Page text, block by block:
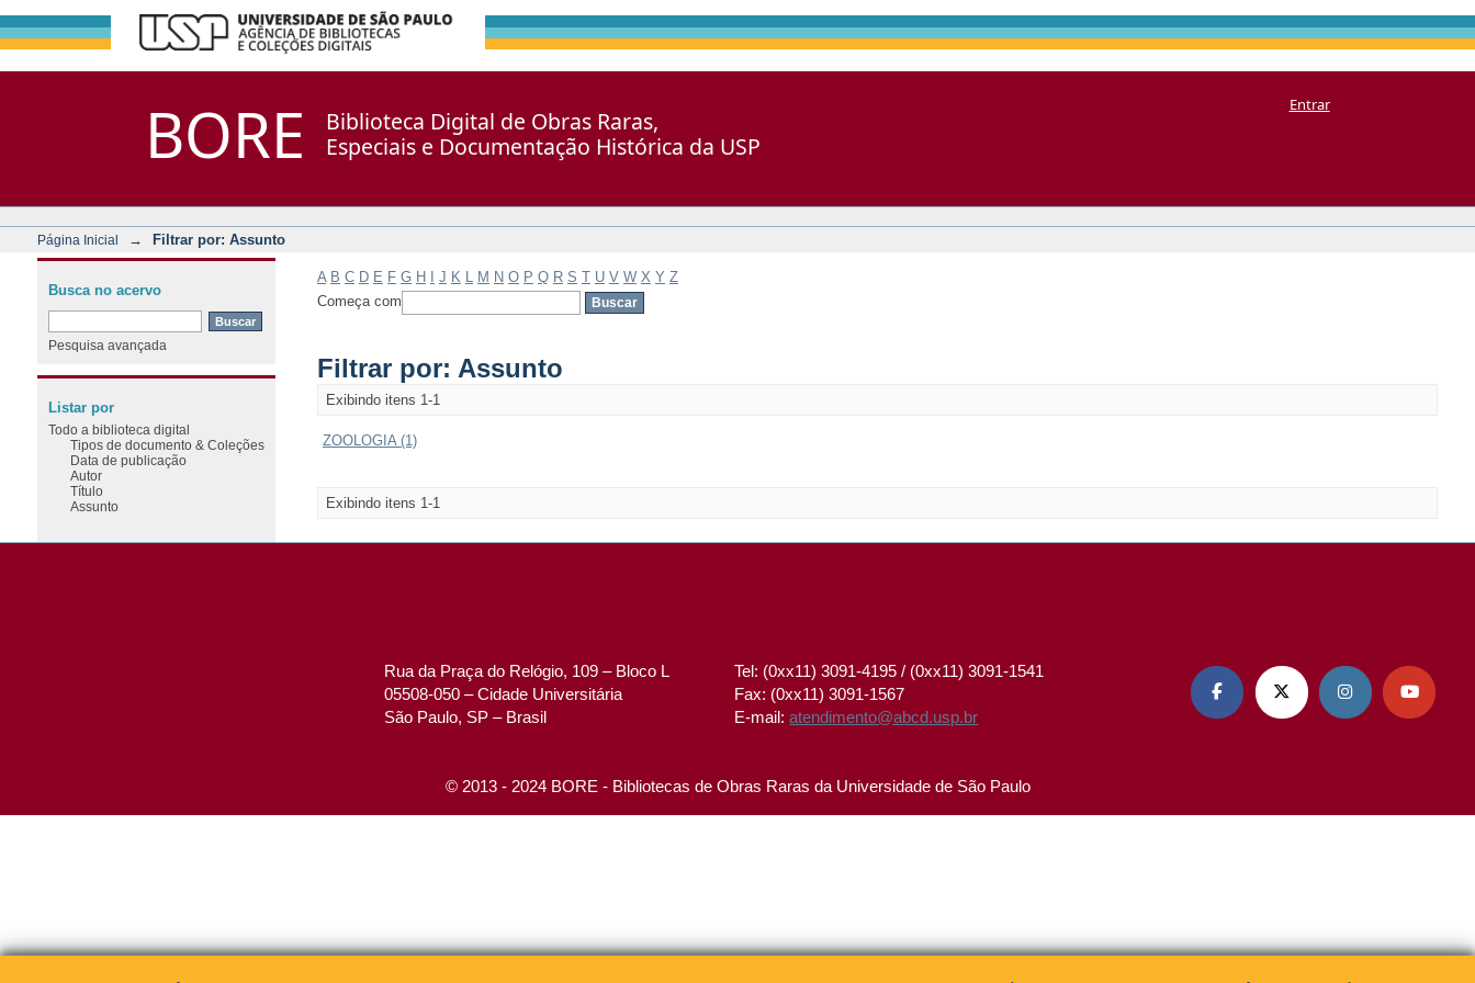
BORE
Biblioteca Digital de Obras Raras,
Especiais e Documentação Histórica da USP
Entrar
Página Inicial → Filtrar por: Assunto
A B C D E F G H J K M N O P Q R S T U V W X Y Z
Começa com
Filtrar por: Assunto
Exibindo itens 1-1
ZOOLOGIA (1)
Exibindo itens 1-1
Busca no acervo
Pesquisa avançada
Listar por
Todo a biblioteca digital
Tipos de documento & Coleções
Data de publicação
Autor
Título
Assunto
Rua da Praça do Relógio, 109 – Bloco L
05508-050 – Cidade Universitária
São Paulo, SP – Brasil
Tel: (0xx11) 3091-4195 / (0xx11) 3091-1541
Fax: (0xx11) 3091-1567
E-mail:atendimento@abcd.usp.br
   
© 2013 - 2024 BORE - Bibliotecas de Obras Raras da Universidade de São Paulo